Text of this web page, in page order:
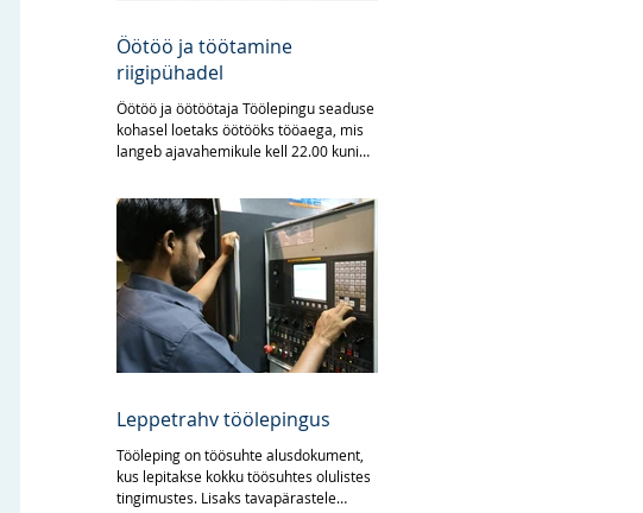
Öötöö ja töötamine
riigipühadel
Öötöö ja öötöötaja Töölepingu seaduse
kohasel loetaks öötööks tööaega, mis
langeb ajavahemikule kell 22.00 kuni
Leppetrahv töölepingus
Tööleping on töösuhte alusdokument,
kus lepitakse kokku töösuhtes olulistes
tingimustes. Lisaks tavapärastele